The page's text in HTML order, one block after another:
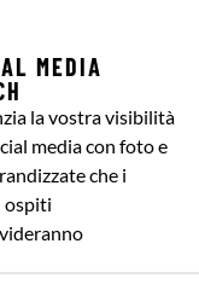
MEDIA
la vostra visibilità
media con foto e
che i
ospiti